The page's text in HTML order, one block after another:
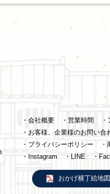
・会社概要 ・営業時間
・お客様、企業様のお問い合
・プライバシーポリシー
・Instagram
・LINE ・
おかげ横丁絵地図